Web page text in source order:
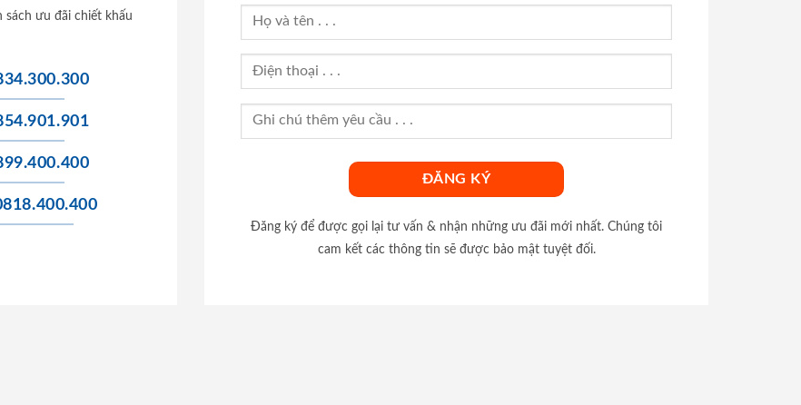
sách ưu đãi chiết khấu
Đăng ký để được gọi lại tư vấn & nhận những ưu đãi mới nhất. Chúng tôi
cam kết các thông tin sẽ được bảo mật tuyệt đối.